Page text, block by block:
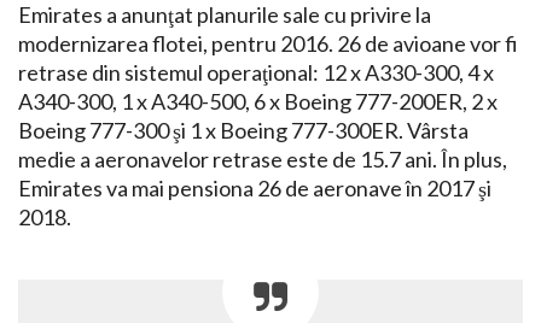
Emirates a anunţat planurile sale cu privire la
modernizarea flotei, pentru 2016. 26 de avioane vor fi
retrase din sistemul operaţional: 12 x A330-300, 4 x
A340-300, 1 x A340-500, 6 x Boeing 777-200ER, 2 x
Boeing 777-300 şi 1 x Boeing 777-300ER. Vârsta
medie a aeronavelor retrase este de 15.7 ani. În plus,
Emirates va mai pensiona 26 de aeronave în 2017 şi
2018.